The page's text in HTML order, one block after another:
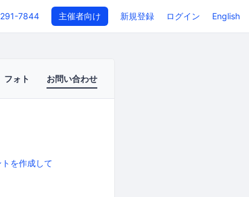
7844 主催者向け 新規登録 ログイン English
フォト お問い合わせ
を作成して